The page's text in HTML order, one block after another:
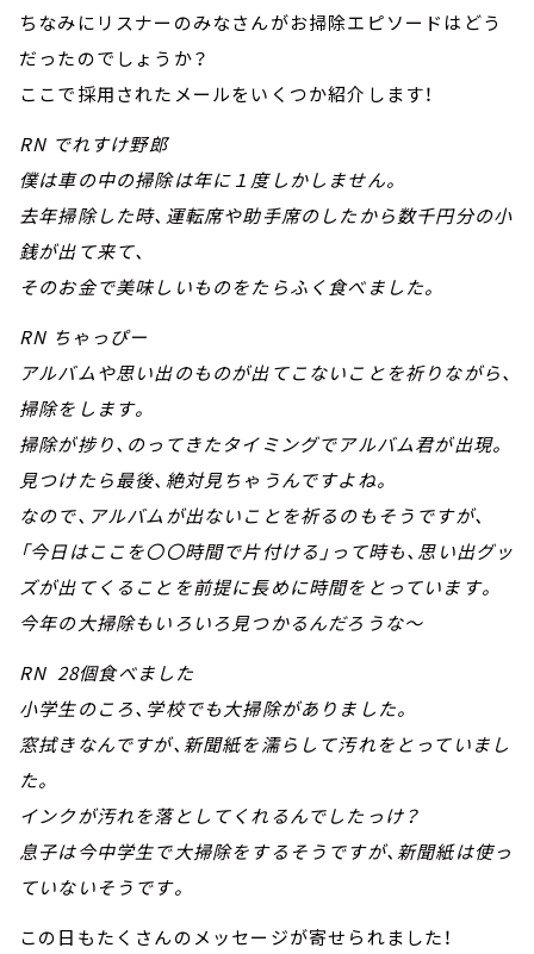
ちなみにリスナーのみなさんがお掃除エピソードはどう
だったのでしょうか？
ここで採用されたメールをいくつか紹介します！
RN でれすけ野郎
僕は車の中の掃除は年に１度しかしません。
去年掃除した時、運転席や助手席のしたから数千円分の小
銭が出て来て、
そのお金で美味しいものをたらふく食べました。
RN ちゃっぴー
アルバムや思い出のものが出てこないことを祈りながら、
掃除をします。
掃除が捗り、のってきたタイミングでアルバム君が出現。
見つけたら最後、絶対見ちゃうんですよね。
なので、アルバムが出ないことを祈るのもそうですが、
「今日はここを〇〇時間で片付ける」って時も、思い出グッ
ズが出てくることを前提に長めに時間をとっています。
今年の大掃除もいろいろ見つかるんだろうな～
RN 28個食べました
小学生のころ、学校でも大掃除がありました。
窓拭きなんですが、新聞紙を濡らして汚れをとっていまし
た。
インクが汚れを落としてくれるんでしたっけ？
息子は今中学生で大掃除をするそうですが、新聞紙は使っ
ていないそうです。
この日もたくさんのメッセージが寄せられました！